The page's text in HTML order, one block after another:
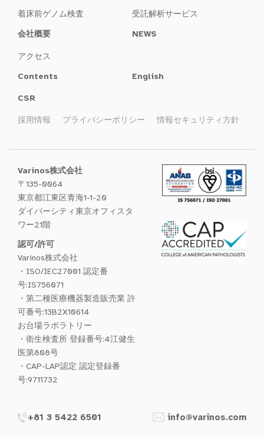
着床前ゲノム検査
受託解析サービス
会社概要
アクセス
NEWS
Contents English
CSR
採用情報 プライバシーポリシー 情報セキュリティ方針
Varinos株式会社
〒135-0064
東京都江東区青海1-1-20
ダイバーシティ東京オフィスタ
ワー21階
認可/許可
Varinos株式会社
・ISO/IEC27001 認定番
号:IS756071
・第二種医療機器製造販売業 許
可番号:13B2X10614
お台場ラボラトリー
・衛生検査所 登録番号:4江健生
医第808号
・CAP-LAP認定 認定登録番
号:9711732
+81 3 5422 6501 info@varinos.com